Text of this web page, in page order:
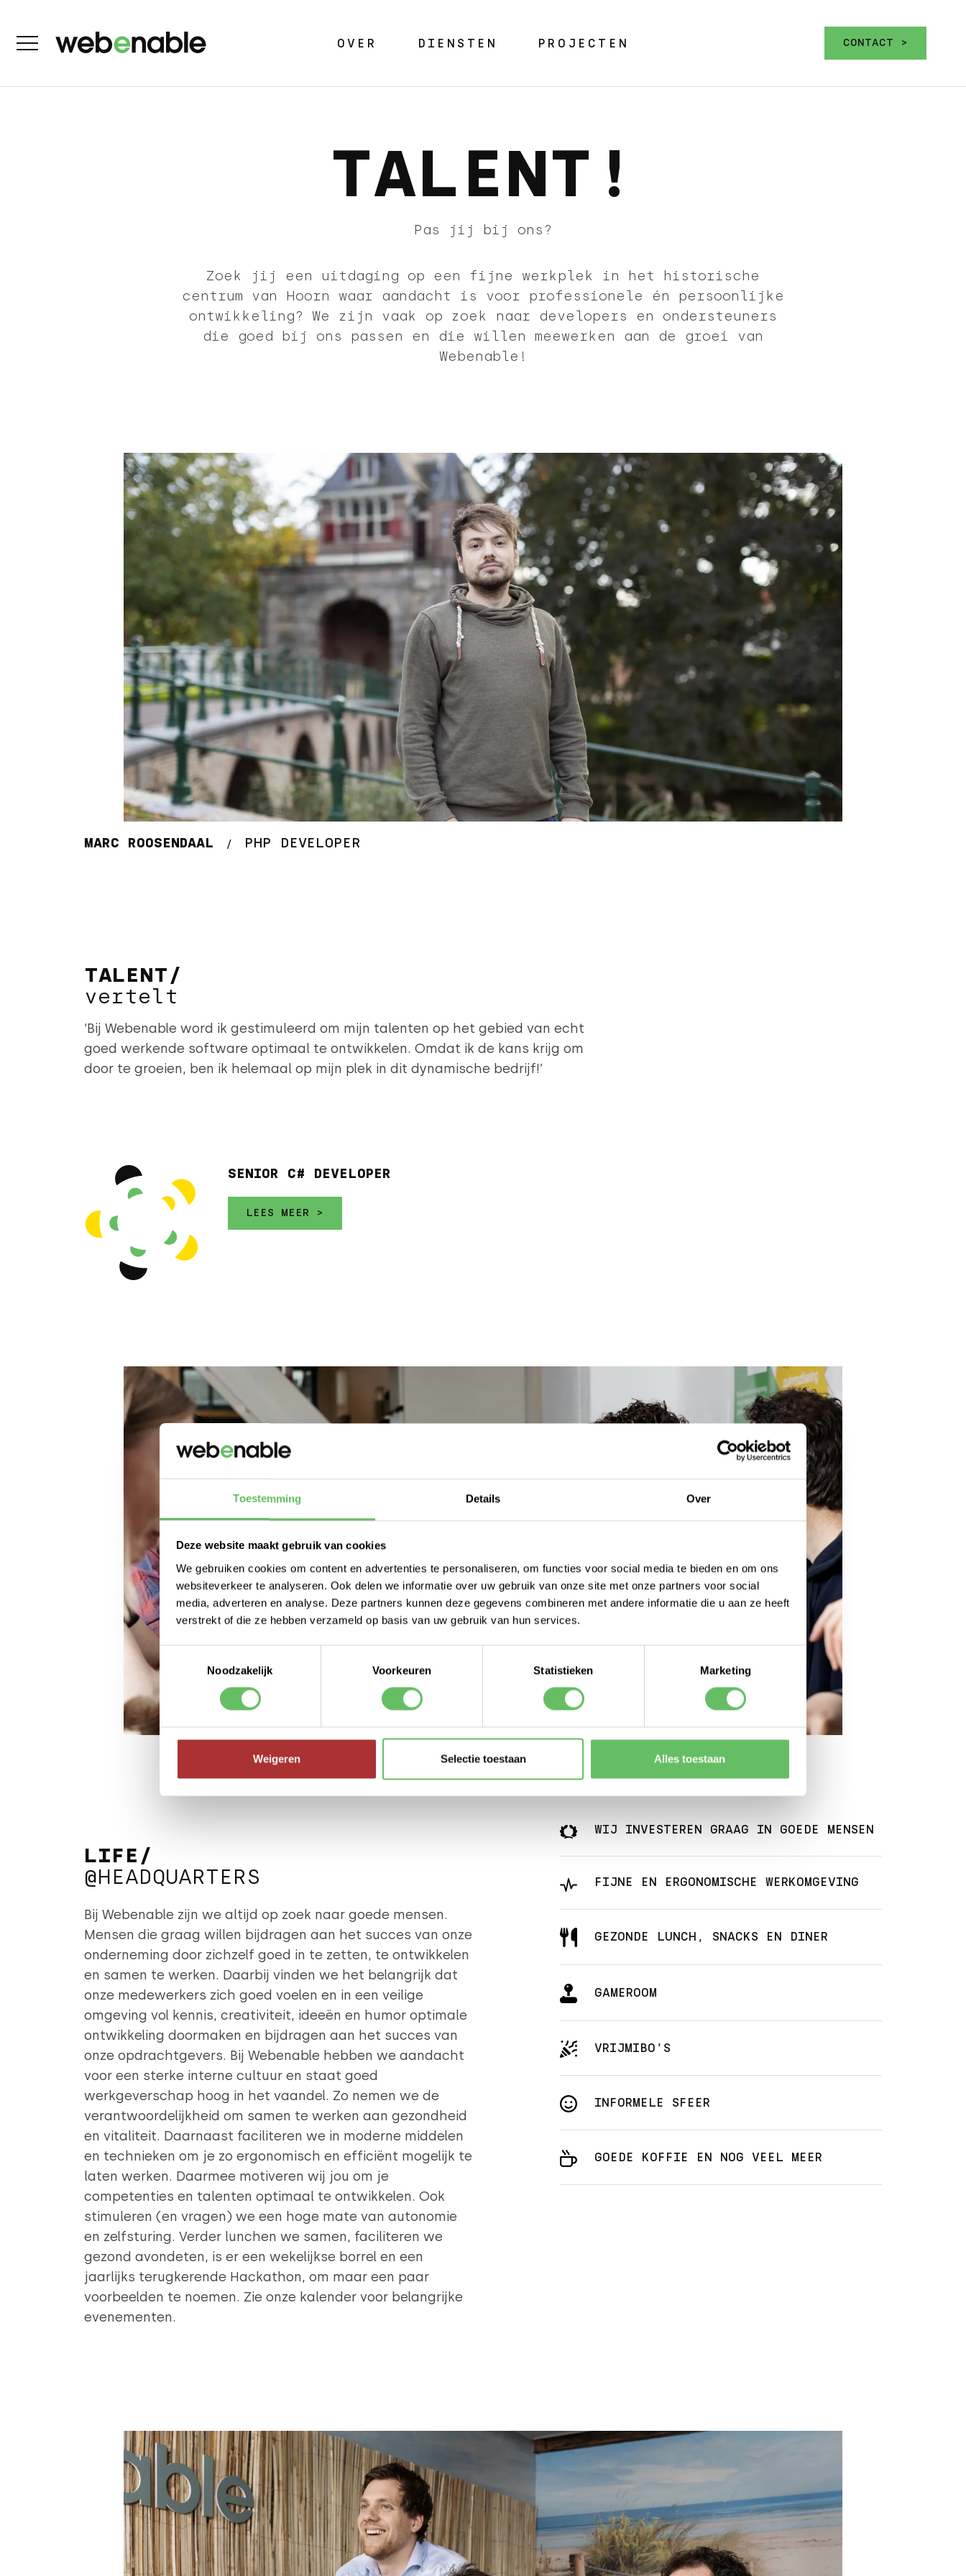
Toestemming Details Over
Deze website maakt gebruik van cookies
We gebruiken cookies om content en advertenties te personaliseren, om functies voor social media te bieden en om ons
websiteverkeer te analyseren. Ook delen we informatie over uw gebruik van onze site met onze partners voor social
media, adverteren en analyse. Deze partners kunnen deze gegevens combineren met andere informatie die u aan ze heeft
verstrekt of die ze hebben verzameld op basis van uw gebruik van hun services.
Noodzakelijk
Voorkeuren Statistieken Marketing
Weigeren Selectie toestaan Alles toestaan
OVER DIENSTEN PROJECTEN CONTACT >
TALENT!
Pas jij bij ons?
Zoek jij een uitdaging op een fijne werkplek in het historische
centrum van Hoorn waar aandacht is voor professionele én persoonlijke
ontwikkeling? We zijn vaak op zoek naar developers en ondersteuners
die goed bij ons passen en die willen meewerken aan de groei van
Webenable!
MARC ROOSENDAAL PHP DEVELOPER
TALENT/
vertelt
‘Bij Webenable word ik gestimuleerd om mijn talenten op het gebied van echt
goed werkende software optimaal te ontwikkelen. Omdat ik de kans krijg om
door te groeien, ben ik helemaal op mijn plek in dit dynamische bedrijf!’
SENIOR C# DEVELOPER
LEES MEER >
LIFE/
@HEADQUARTERS
Bij Webenable zijn we altijd op zoek naar goede mensen.
Mensen die graag willen bijdragen aan het succes van onze
onderneming door zichzelf goed in te zetten, te ontwikkelen
en samen te werken. Daarbij vinden we het belangrijk dat
onze medewerkers zich goed voelen en in een veilige
omgeving vol kennis, creativiteit, ideeën en humor optimale
ontwikkeling doormaken en bijdragen aan het succes van
onze opdrachtgevers. Bij Webenable hebben we aandacht
voor een sterke interne cultuur en staat goed
werkgeverschap hoog in het vaandel. Zo nemen we de
verantwoordelijkheid om samen te werken aan gezondheid
en vitaliteit. Daarnaast faciliteren we in moderne middelen
en technieken om je zo ergonomisch en efficiënt mogelijk te
laten werken. Daarmee motiveren wij jou om je
competenties en talenten optimaal te ontwikkelen. Ook
stimuleren (en vragen) we een hoge mate van autonomie
en zelfsturing. Verder lunchen we samen, faciliteren we
gezond avondeten, is er een wekelijkse borrel en een
jaarlijks terugkerende Hackathon, om maar een paar
voorbeelden te noemen. Zie onze kalender voor belangrijke
evenementen.
WIJ INVESTEREN GRAAG IN GOEDE MENSEN
FIJNE EN ERGONOMISCHE WERKOMGEVING
GEZONDE LUNCH, SNACKS EN DINER
GAMEROOM
VRIJMIBO’S
INFORMELE SFEER
GOEDE KOFFIE EN NOG VEEL MEER